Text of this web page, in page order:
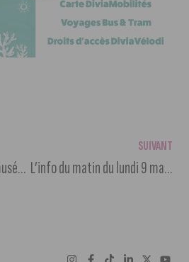
L’Art d’être à table, au musée Magnin
SUIVANT
L’info du matin du lundi 9 mai 2022